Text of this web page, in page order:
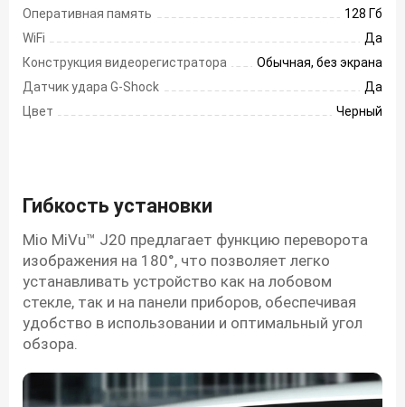
Оперативная память
128 Гб
WiFi
Да
Конструкция видеорегистратора
Обычная, без экрана
Датчик удара G-Shock
Да
Цвет
Черный
Гибкость установки
Mio MiVu™ J20 предлагает функцию переворота
изображения на 180°, что позволяет легко
устанавливать устройство как на лобовом
стекле, так и на панели приборов, обеспечивая
удобство в использовании и оптимальный угол
обзора.